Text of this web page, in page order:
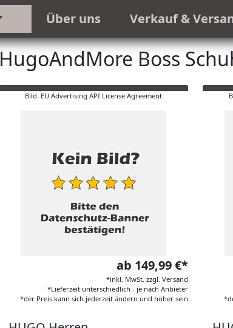
Über uns Verkauf &
HugoAndMore Boss
Bild: EU Advertising API License Agreement
ab 149,99 €*
*inkl. MwSt. zzgl. Versand
*Lieferzeit unterschiedlich - je nach Anbieter
*der Preis kann sich jederzeit ändern und höher sein